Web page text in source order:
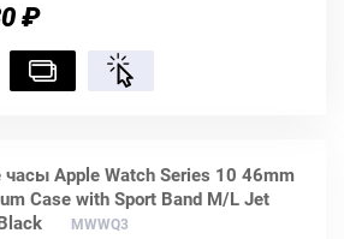
₽
Apple Watch Series 10 46mm
Case with Sport Band M/L Jet
MWWQ3